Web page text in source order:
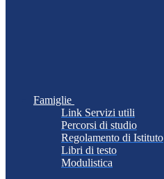
Famiglie
Link Servizi utili
Percorsi di studio
Regolamento di Istituto
Libri di testo
Modulistica